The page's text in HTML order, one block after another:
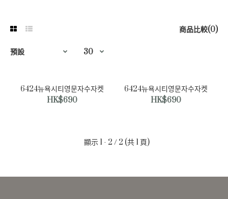
商品比較(0)
6424뉴욕시티영문자수자켓
HK$690
6424뉴욕시티영문자수자켓
HK$690
顯示 1 - 2 / 2 (共 1 頁)